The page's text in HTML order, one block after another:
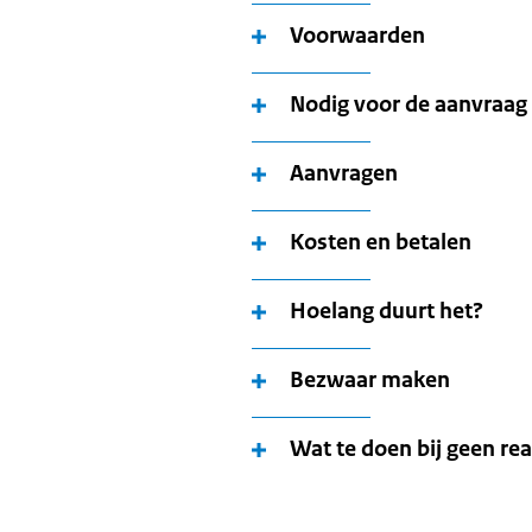
Voorwaarden
Nodig voor de aanvraag
Aanvragen
Kosten en betalen
Hoelang duurt het?
Bezwaar maken
Wat te doen bij geen